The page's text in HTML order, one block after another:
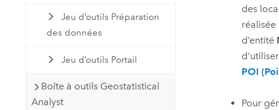
Jeu d’outils Préparation
des données
Jeu d’outils Portail
Boîte à outils Geostatistical
Analyst
des
d’entité
POI
Pour